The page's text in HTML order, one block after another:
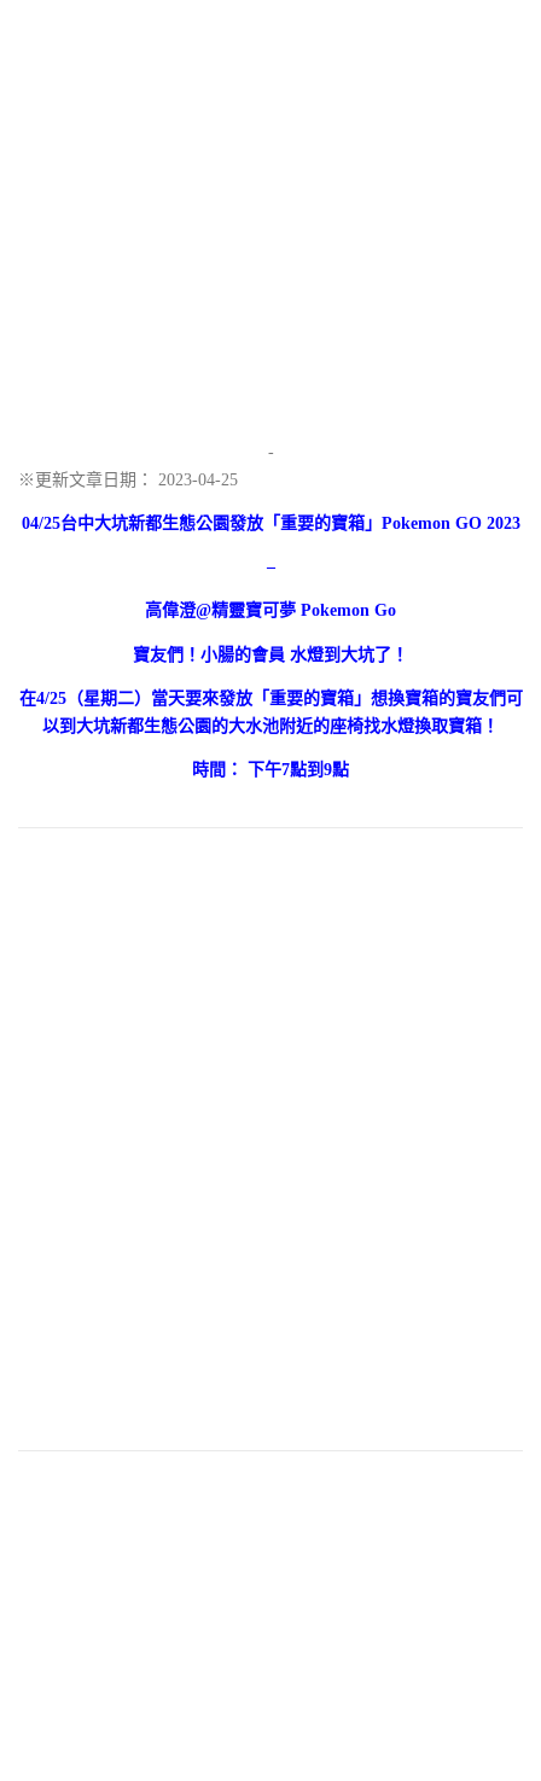
-
※更新文章日期： 2023-04-25
04/25台中大坑新都生態公園發放「重要的寶箱」Pokemon GO 2023
–
高偉澄@精靈寶可夢 Pokemon Go
寶友們！ 小腸的會員 水燈到大坑了！
在4/25（星期二）當天要來發放「重要的寶箱」想換寶箱的寶友們可
以到大坑新都生態公園的大水池附近的座椅找水燈換取寶箱！
時間： 下午7點到9點